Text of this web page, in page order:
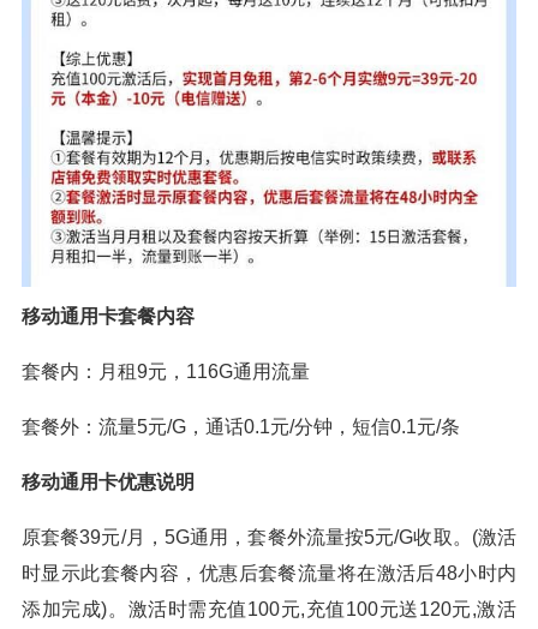
移动通用卡套餐内容
套餐内：月租9元，116G通用流量
套餐外：流量5元/G，通话0.1元/分钟，短信0.1元/条
移动通用卡优惠说明
原套餐39元/月，5G通用，套餐外流量按5元/G收取。(激活
时显示此套餐内容，优惠后套餐流量将在激活后48小时内
添加完成)。激活时需充值100元,充值100元送120元,激活